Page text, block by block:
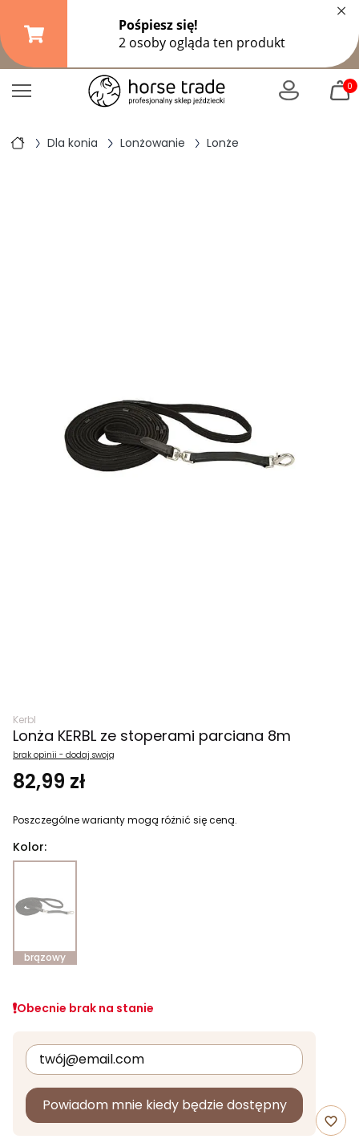
Darmowa dostawa od149,99 zł
299 złpozostałe formy wysyłki
×
0
Dla konia Lonżowanie Lonże
Kerbl
Lonża KERBL ze stoperami parciana 8m
brak opinii - dodaj swoją
82,99 zł
Poszczególne warianty mogą różnić się ceną.
Kolor:
brązowy
Obecnie brak na stanie
Powiadom mnie kiedy będzie dostępny
favorite_border